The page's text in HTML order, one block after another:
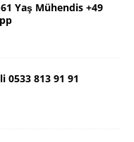
Yaş Mühendis +49
0533 813 91 91